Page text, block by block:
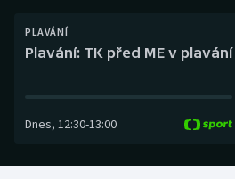
Curling
PLAVÁNÍ
Plavání: TK před ME v plavání
Dnes, 12:30-13:00